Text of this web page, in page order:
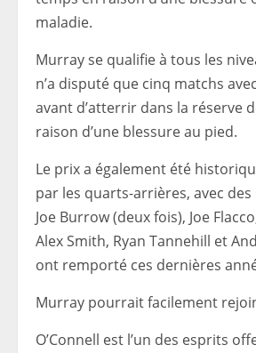
maladie.
Murray se qualifie à tous les
n’a disputé que cinq matchs
avant d’atterrir dans la réserve
raison d’une blessure au pied.
Le prix a également été
par les quarts-arrières, avec
Joe Burrow (deux fois), Joe
Alex Smith, Ryan Tannehill et
ont remporté ces dernières
Murray pourrait facilement
O’Connell est l’un des esprits